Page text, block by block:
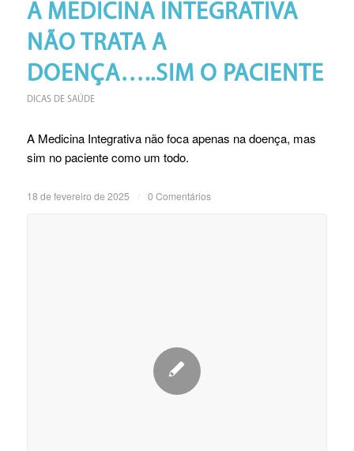
A MEDICINA INTEGRATIVA
NÃO TRATA A
DOENÇA…..SIM O PACIENTE
DICAS DE SAÚDE
A Medicina Integrativa não foca apenas na doença, mas
sim no paciente como um todo.
18 de fevereiro de 2025 0 Comentários